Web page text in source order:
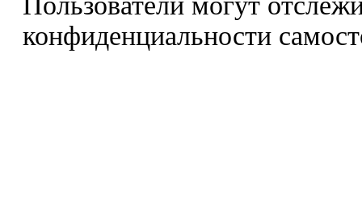
конфиденциальности